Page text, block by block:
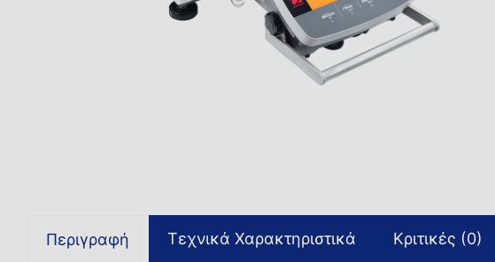
Περιγραφή Τεχνικά Χαρακτηριστικά Κριτικές (0)